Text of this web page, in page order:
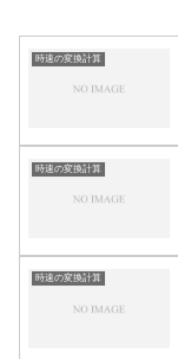
時速の変換計算
時速の変換計算
時速の変換計算